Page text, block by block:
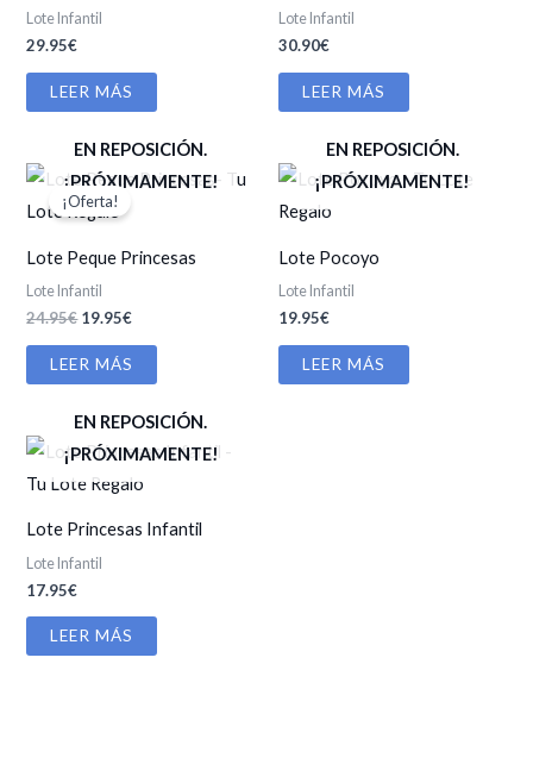
Lote Infantil
29.95€
LEER MÁS
Lote Infantil
30.90€
LEER MÁS
EN REPOSICIÓN.
¡PRÓXIMAMENTE!
¡Oferta!
Lote Peque Princesas
Lote Infantil
24.95€ El
original
19.95€El
LEER MÁS
EN REPOSICIÓN.
¡PRÓXIMAMENTE!
Lote Pocoyo
Lote Infantil
19.95€
LEER MÁS
EN REPOSICIÓN.
¡PRÓXIMAMENTE!
Lote Princesas Infantil
Lote Infantil
17.95€
LEER MÁS